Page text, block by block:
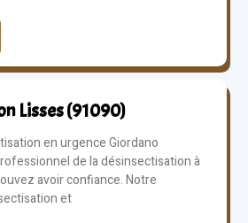
Lisses (91090)
en urgence Giordano
de la désinsectisation à
avoir confiance. Notre
et